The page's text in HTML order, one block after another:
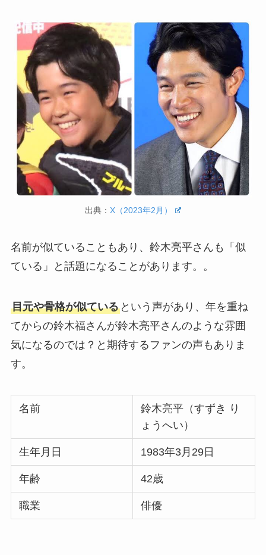
出典：X（2023年2月）
名前が似ていることもあり、鈴木亮平さんも「似
ている」と話題になることがあります。。
目元や骨格が似ているという声があり、年を重ね
てからの鈴木福さんが鈴木亮平さんのような雰囲
気になるのでは？と期待するファンの声もありま
す。
名前
鈴木亮平（すずき り
ょうへい）
生年月日 1983年3月29日
年齢 42歳
職業 俳優